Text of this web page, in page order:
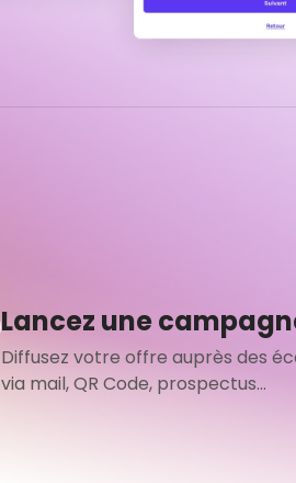
Lancez une
Diffusez votre offre auprès des
via mail, QR Code, prospectus...